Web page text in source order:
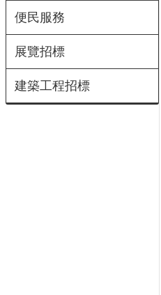
便民服務
展覽招標
建築工程招標